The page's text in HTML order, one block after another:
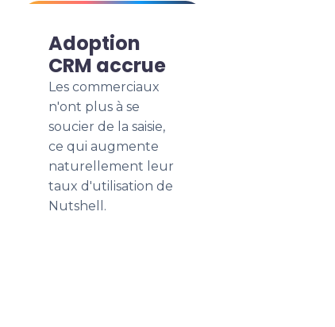
Adoption
CRM accrue
Les commerciaux
n'ont plus à se
soucier de la saisie,
ce qui augmente
naturellement leur
taux d'utilisation de
Nutshell.